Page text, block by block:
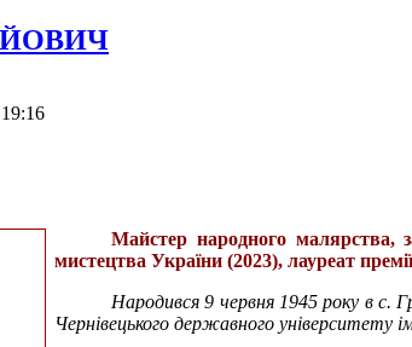
Майстер народного малярства,
мистецтва України (2023), лауреат
Народився 9 червня 1945 року в с.
Чернівецького державного